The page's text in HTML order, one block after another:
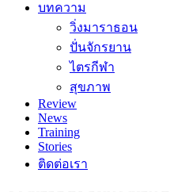
บทความ
วิ่งมาราธอน
ปั่นจักรยาน
ไตรกีฬา
สุขภาพ
Review
News
Training
Stories
ติดต่อเรา